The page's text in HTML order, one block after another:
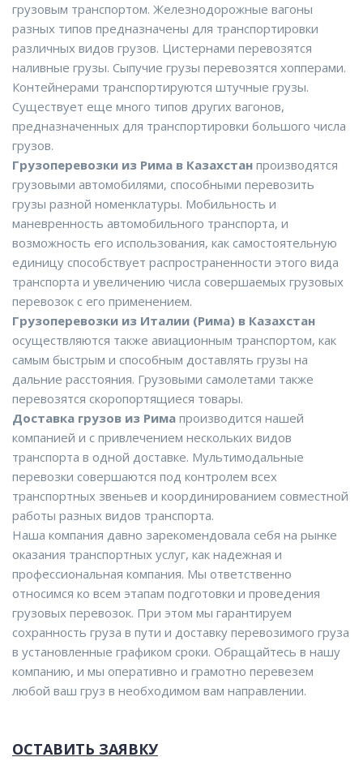
грузовым транспортом. Железнодорожные вагоны
разных типов предназначены для транспортировки
различных видов грузов. Цистернами перевозятся
наливные грузы. Сыпучие грузы перевозятся хопперами.
Контейнерами транспортируются штучные грузы.
Существует еще много типов других вагонов,
предназначенных для транспортировки большого числа
грузов.
Грузоперевозки из Рима в Казахстан производятся
грузовыми автомобилями, способными перевозить
грузы разной номенклатуры. Мобильность и
маневренность автомобильного транспорта, и
возможность его использования, как самостоятельную
единицу способствует распространенности этого вида
транспорта и увеличению числа совершаемых грузовых
перевозок с его применением.
Грузоперевозки из Италии (Рима) в Казахстан
осуществляются также авиационным транспортом, как
самым быстрым и способным доставлять грузы на
дальние расстояния. Грузовыми самолетами также
перевозятся скоропортящиеся товары.
Доставка грузов из Рима производится нашей
компанией и с привлечением нескольких видов
транспорта в одной доставке. Мультимодальные
перевозки совершаются под контролем всех
транспортных звеньев и координированием совместной
работы разных видов транспорта.
Наша компания давно зарекомендовала себя на рынке
оказания транспортных услуг, как надежная и
профессиональная компания. Мы ответственно
относимся ко всем этапам подготовки и проведения
грузовых перевозок. При этом мы гарантируем
сохранность груза в пути и доставку перевозимого груза
в установленные графиком сроки. Обращайтесь в нашу
компанию, и мы оперативно и грамотно перевезем
любой ваш груз в необходимом вам направлении.
ОСТАВИТЬ ЗАЯВКУ